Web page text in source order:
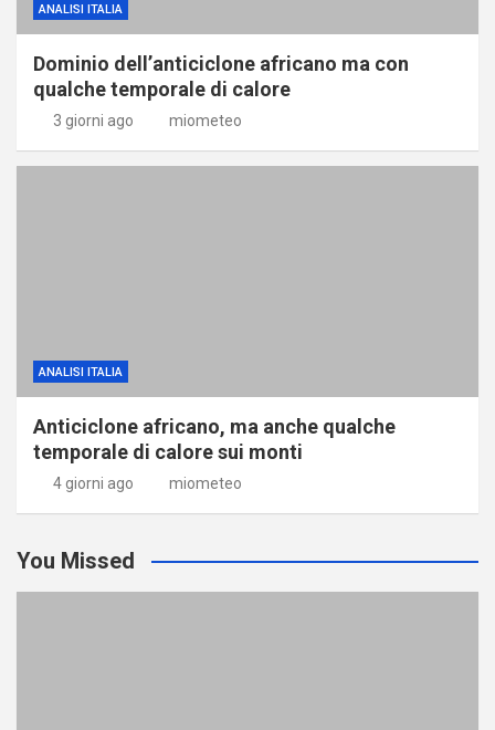
ANALISI ITALIA
Dominio dell’anticiclone africano ma con
qualche temporale di calore
3 giorni ago miometeo
ANALISI ITALIA
Anticiclone africano, ma anche qualche
temporale di calore sui monti
4 giorni ago miometeo
You Missed